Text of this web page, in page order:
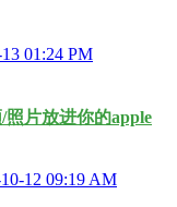
01:24 PM
照片放进你的apple
12 09:19 AM